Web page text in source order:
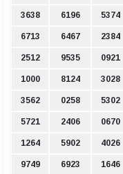
3638 6196 5374
6713 6467 2384
2512 9535 0921
1000 8124 3028
3562 0258 5302
5721 2406 0670
1264 5902 4026
9749 6923 1646